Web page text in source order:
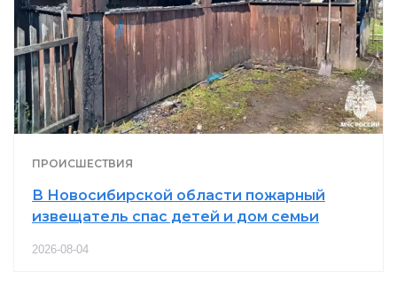
ПРОИСШЕСТВИЯ
В Новосибирской области пожарный
извещатель спас детей и дом семьи
2026-08-04